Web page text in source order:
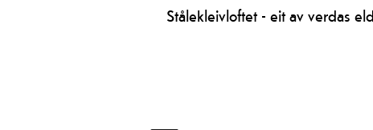
Stålekleivloftet - eit av verdas